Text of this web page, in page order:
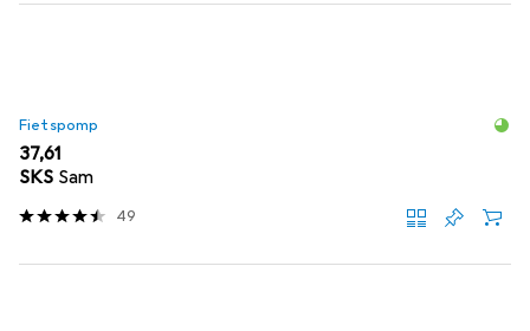
Fietspomp
EUR
37,61
SKS Sam
49